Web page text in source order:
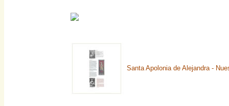
Santa Apolonia de Alejandra -